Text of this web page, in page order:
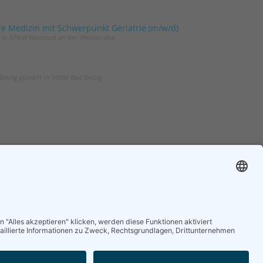
Medizin mit Schwerpunkt Geriatrie (m/w/d)
unserem Fach.
Online lesen